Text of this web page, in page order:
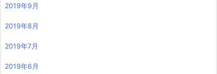
2019年9月
2019年8月
2019年7月
2019年6月